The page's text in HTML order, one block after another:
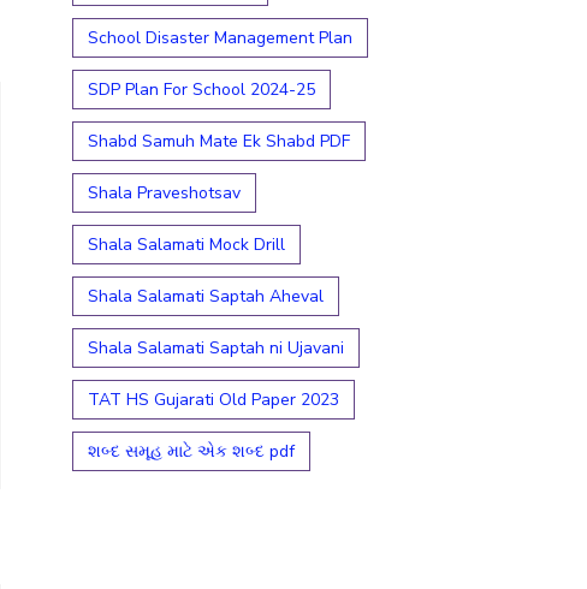
School Disaster Management Plan
SDP Plan For School 2024-25
Shabd Samuh Mate Ek Shabd PDF
Shala Praveshotsav
Shala Salamati Mock Drill
Shala Salamati Saptah Aheval
Shala Salamati Saptah ni Ujavani
TAT HS Gujarati Old Paper 2023
શબ્દ સમૂહ માટે એક શબ્દ pdf